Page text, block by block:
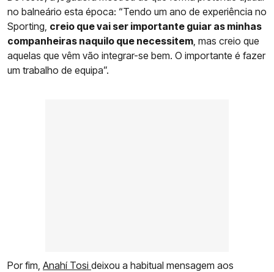
no balneário esta época: “Tendo um ano de experiência no
Sporting, creio que vai ser importante guiar as minhas
companheiras naquilo que necessitem , mas creio que
aquelas que vêm vão integrar-se bem. O importante é fazer
um trabalho de equipa”.
Por fim, Anahí Tosi deixou a habitual mensagem aos